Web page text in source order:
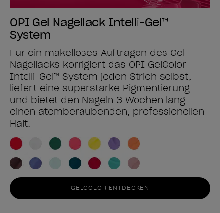
OPI Gel Nagellack Intelli-Gel™
System
Für ein makelloses Auftragen des Gel-
Nagellacks korrigiert das OPI GelColor
Intelli-Gel™ System jeden Strich selbst,
liefert eine superstarke Pigmentierung
und bietet den Nägeln 3 Wochen lang
einen atemberaubenden, professionellen
Halt.
GELCOLOR ENTDECKEN